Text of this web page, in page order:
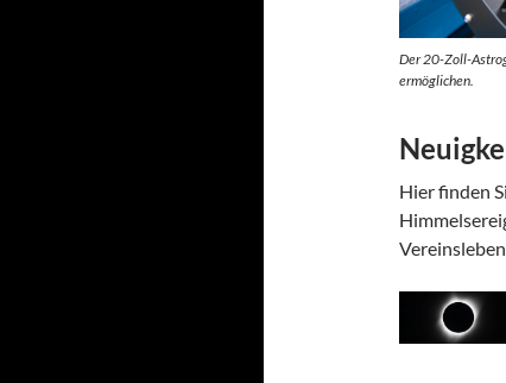
Der 20-Zoll-
ermöglichen.
Hier finden
Vereinsleben.